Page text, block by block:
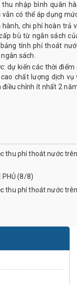
nhập bình quân
có thể áp dụng
chi phí hoàn trả
bù từ ngân sách
tính phí thoát
sách.
dự kiến các thời
chất lượng dịch
chỉnh ít nhất 2
thu phí thoát nước
PHỦ (8/8)
thu phí thoát nước